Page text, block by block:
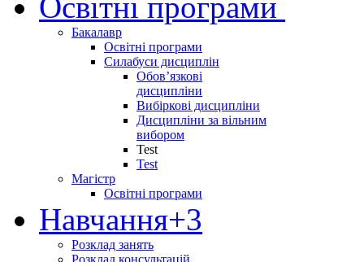
Освітні програми
Бакалавр
Освітні програми
Силабуси дисциплін
Обов’язкові
дисципліни
Вибіркові дисципліни
Дисципліни за вільним
вибором
Test
Test
Магістр
Освітні програми
Навчання+3
Розклад занять